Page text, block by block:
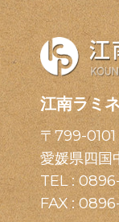
江南ラミ
〒799-0101
愛媛県四国
TEL :
FAX :